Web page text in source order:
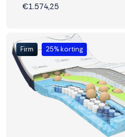
schuimlagen.
€1.574,25
Firm 25% korting